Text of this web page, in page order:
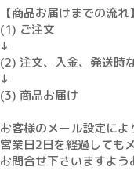
【商品お届けまでの流れ】
(1) ご注文
↓
(2) 注文、入金、発送時
↓
(3) 商品お届け
お客様のメール設定によ
営業日2日を経過しても
お問合せ下さいますよう